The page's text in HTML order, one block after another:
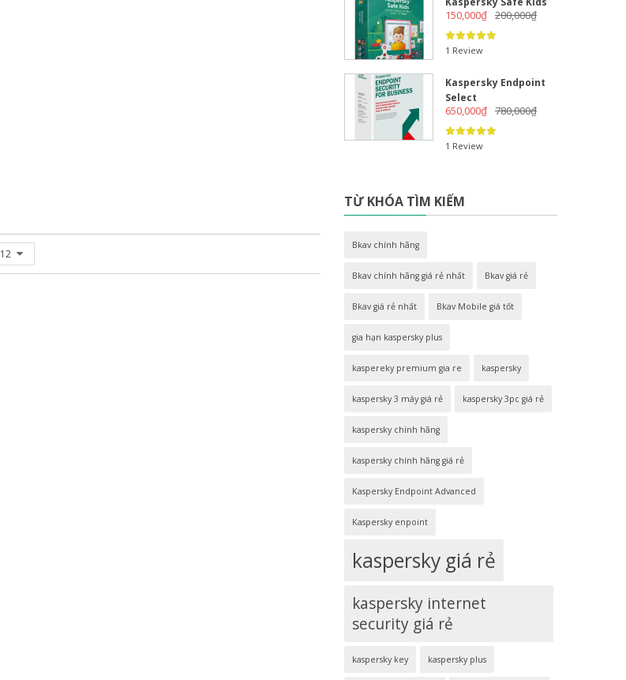
12
200,000₫
150,000₫
1 Review
Kaspersky Endpoint
Select
780,000₫
650,000₫
1 Review
TỪ KHÓA TÌM KIẾM
Bkav chính hãng
Bkav chính hãng giá rẻ nhất Bkav giá rẻ
Bkav giá rẻ nhất Bkav Mobile giá tốt
gia hạn kaspersky plus
kaspereky premium gia re kaspersky
kaspersky 3 máy giá rẻ kaspersky 3pc giá rẻ
kaspersky chính hãng
kaspersky chính hãng giá rẻ
Kaspersky Endpoint Advanced
Kaspersky enpoint
kaspersky giá rẻ
kaspersky internet
security giá rẻ
kaspersky key kaspersky plus